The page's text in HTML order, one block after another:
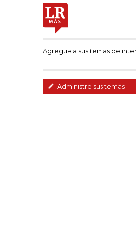
Agregue a sus temas de
Administre sus temas